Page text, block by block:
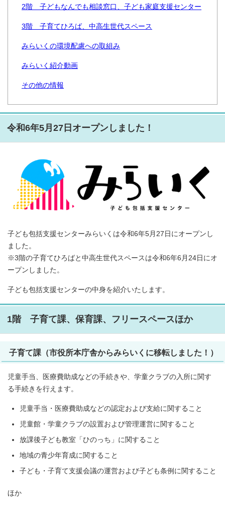
2階 子どもなんでも相談窓口、子ども家庭支援センター
3階 子育てひろば、中高生世代スペース
みらいくの環境配慮への取組み
みらいく紹介動画
その他の情報
令和6年5月27日オープンしました！
子ども包括支援センターみらいくは令和6年5月27日にオープンし
ました。
※3階の子育てひろばと中高生世代スペースは令和6年6月24日にオ
ープンしました。
子ども包括支援センターの中身を紹介いたします。
1階 子育て課、保育課、フリースペースほか
子育て課（市役所本庁舎からみらいくに移転しました！）
児童手当、医療費助成などの手続きや、学童クラブの入所に関す
る手続きを行えます。
児童手当・医療費助成などの認定および支給に関すること
児童館・学童クラブの設置および管理運営に関すること
放課後子ども教室「ひのっち」に関すること
地域の青少年育成に関すること
子ども・子育て支援会議の運営および子ども条例に関すること
ほか